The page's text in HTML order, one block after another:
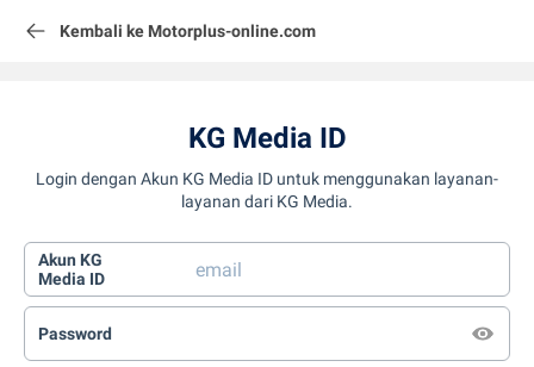
Kembali ke Motorplus-online.com
KG Media ID
Login dengan Akun KG Media ID untuk menggunakan layanan-
layanan dari KG Media.
Akun KG
Media ID
Password